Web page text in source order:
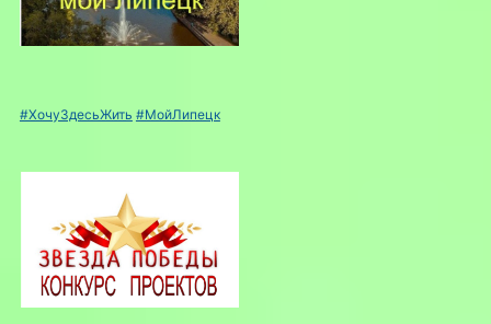
#ХочуЗдесьЖить #МойЛипецк